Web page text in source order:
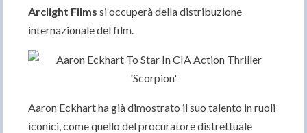
Arclight Films si occuperà della distribuzione
internazionale del film.
Aaron Eckhart ha già dimostrato il suo talento in ruoli
iconici, come quello del procuratore distrettuale